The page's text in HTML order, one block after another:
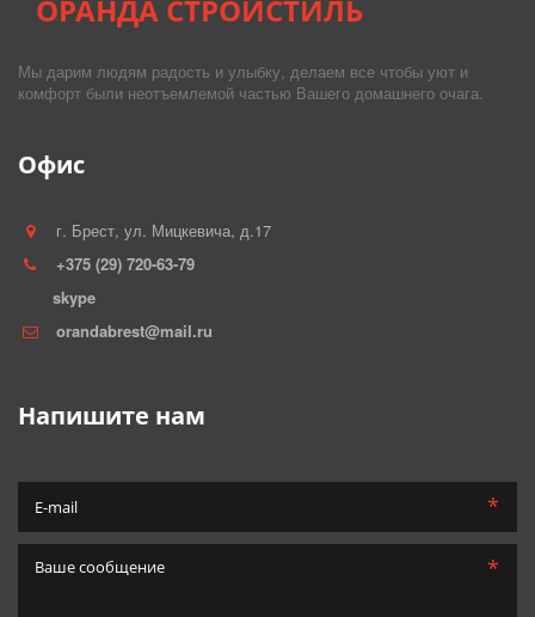
ОРАНДА СТРОЙСТИЛЬ
Мы дарим людям радость и улыбку, делаем все чтобы уют и
комфорт были неотъемлемой частью Вашего домашнего очага.
Офис
г. Брест, ул. Мицкевича, д.17
+375 (29) 720-63-79
skype
orandabrest@mail.ru
Напишите нам
*
*